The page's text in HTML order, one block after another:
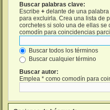
Buscar palabras clave:
Escribe + delante de una
para excluirla. Crea una lista de
corchetes si solo una de ellas se
comodín para coincidencias
Buscar todos los términos
Buscar cualquier término
Buscar autor:
Emplea * como comodín para